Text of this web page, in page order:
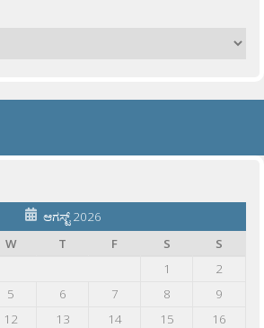
ಆಗಸ್ಟ್ 2026
W T F S
S
1
2
5 6 7 8
9
12 13 14 15
16